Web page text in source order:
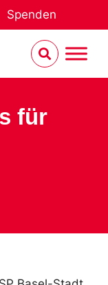
Spenden
für